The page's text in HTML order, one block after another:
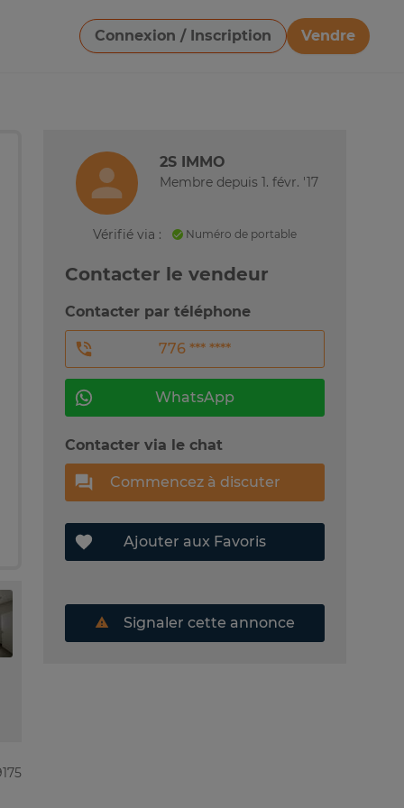
Connexion / Inscription
Vendre
Télécharger une image
2S IMMO
Membre depuis 1. févr. '17
Vérifié via : Numéro de portable
Contacter le vendeur
Contacter par téléphone
776 *** ****
WhatsApp
Contacter via le chat
Commencez à discuter
Ajouter aux Favoris
Signaler cette annonce